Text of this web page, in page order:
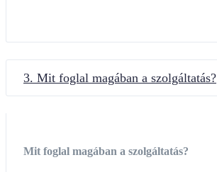
3. Mit foglal magában a szolgáltatás?
Mit foglal magában a szolgáltatás?